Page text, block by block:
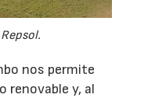
nos permite
renovable y, al